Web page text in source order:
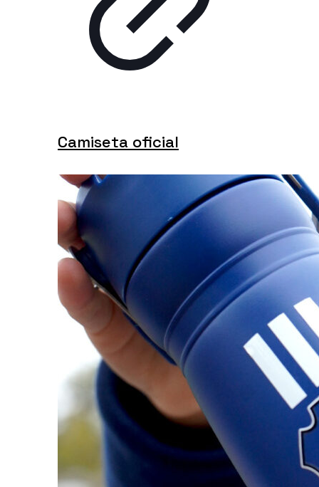
Camiseta oficial